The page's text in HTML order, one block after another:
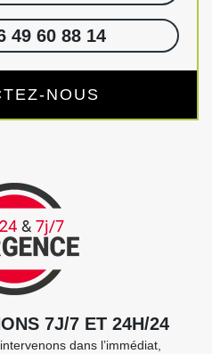
49 60 88 14
NOUS
7J/7 ET 24H/24
dans l’immédiat,